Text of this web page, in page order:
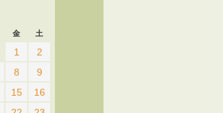
金 土
1
2
8
9
15
16